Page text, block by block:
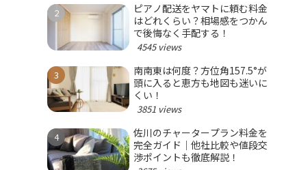
ピアノ配送をヤマトに頼む料金
はどれくらい？相場感をつかん
で後悔なく手配する！
4545 views
南南東は何度？方位角157.5°が
頭に入ると恵方も地図も迷いに
くい！
3851 views
佐川のチャータープラン料金を
完全ガイド｜他社比較や値段交
渉ポイントも徹底解説！